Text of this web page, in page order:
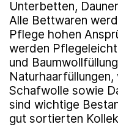
Unterbetten,
Alle Bettwaren
Pflege hohen
werden
und
Naturhaarfüllungen,
Schafwolle sowie
sind wichtige
gut sortierten